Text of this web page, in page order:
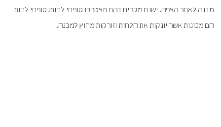
מבנה לאחר הצפה. ישנם מקרים בהם תצטרכו סופחי לחות! סופחי לחות
הם מכונות אשר יונקות את הלחות וזורקות מחוץ למבנה.